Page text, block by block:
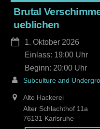
Brutal
ueblichen
1. Oktober 2026
20:00
Einlass: 19:00
Subculture and
Alte Hackerei
Alter Schlachthof 11a
76131 Karlsruhe